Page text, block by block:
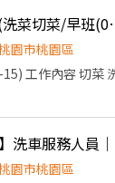
可領現金！ ✨【
內容簡單易學 ✅
現金領薪，不用
方賴 @xinxu 🔥
長X空廚/前置
園市桃園區
作內容 切菜 洗菜
園市桃園區